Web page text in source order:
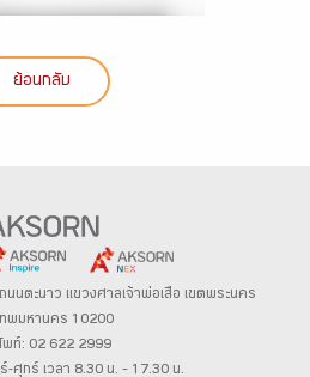
ย้อนกลับ
ถนนตะนาว แขวงศาลเจ้าพ่อเสือ เขตพระนคร
ทพมหานคร 10200
พท์: 02 622 2999
-ศุกร์ เวลา 8.30 น. – 17.30 น.